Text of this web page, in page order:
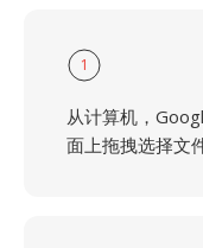
1
从计算机，
面上拖拽选择文